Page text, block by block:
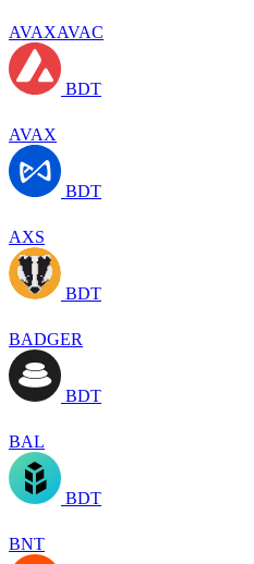
AVAXAVAC
BDT
AVAX
BDT
AXS
BDT
BADGER
BDT
BAL
BDT
BNT